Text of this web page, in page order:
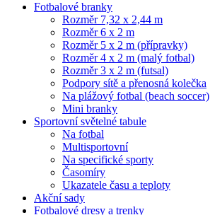
Fotbalové branky
Rozměr 7,32 x 2,44 m
Rozměr 6 x 2 m
Rozměr 5 x 2 m (přípravky)
Rozměr 4 x 2 m (malý fotbal)
Rozměr 3 x 2 m (futsal)
Podpory sítě a přenosná kolečka
Na plážový fotbal (beach soccer)
Mini branky
Sportovní světelné tabule
Na fotbal
Multisportovní
Na specifické sporty
Časomíry
Ukazatele času a teploty
Akční sady
Fotbalové dresy a trenky